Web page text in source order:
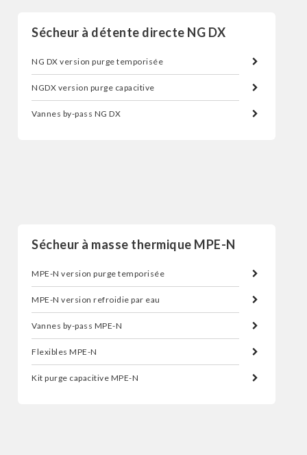
Sécheur à détente directe NG DX
NG DX version purge temporisée
NGDX version purge capacitive
Vannes by-pass NG DX
Sécheur à masse thermique MPE-N
MPE-N version purge temporisée
MPE-N version refroidie par eau
Vannes by-pass MPE-N
Flexibles MPE-N
Kit purge capacitive MPE-N